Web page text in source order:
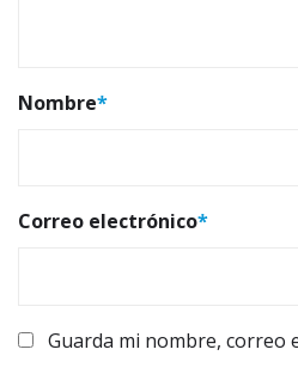
Nombre*
Correo electrónico*
Guarda mi nombre, correo